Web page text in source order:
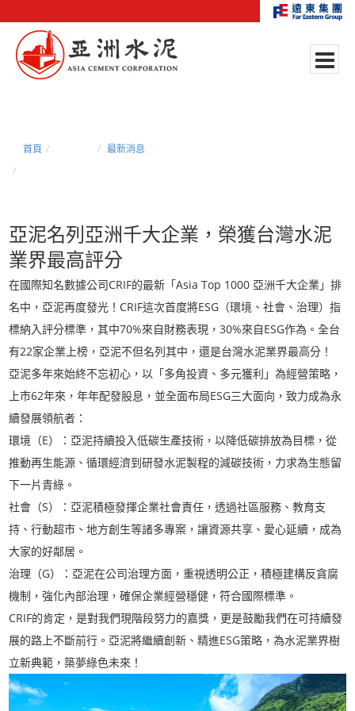
首頁
最新消息
亞泥名列亞洲千大企業，榮獲台灣水泥
業界最高評分
在國際知名數據公司CRIF的最新「Asia Top 1000 亞洲千大企業」排
名中，亞泥再度發光！CRIF這次首度將ESG（環境、社會、治理）指
標納入評分標準，其中70%來自財務表現，30%來自ESG作為。全台
有22家企業上榜，亞泥不但名列其中，還是台灣水泥業界最高分！
亞泥多年來始終不忘初心，以「多角投資、多元獲利」為經營策略，
上市62年來，年年配發股息，並全面布局ESG三大面向，致力成為永
續發展領航者：
環境（E）：亞泥持續投入低碳生產技術，以降低碳排放為目標，從
推動再生能源、循環經濟到研發水泥製程的減碳技術，力求為生態留
下一片青綠。
社會（S）：亞泥積極發揮企業社會責任，透過社區服務、教育支
持、行動超市、地方創生等諸多專案，讓資源共享、愛心延續，成為
大家的好鄰居。
治理（G）：亞泥在公司治理方面，重視透明公正，積極建構反貪腐
機制，強化內部治理，確保企業經營穩健，符合國際標準。
CRIF的肯定，是對我們現階段努力的嘉獎，更是鼓勵我們在可持續發
展的路上不斷前行。亞泥將繼續創新、精進ESG策略，為水泥業界樹
立新典範，築夢綠色未來！